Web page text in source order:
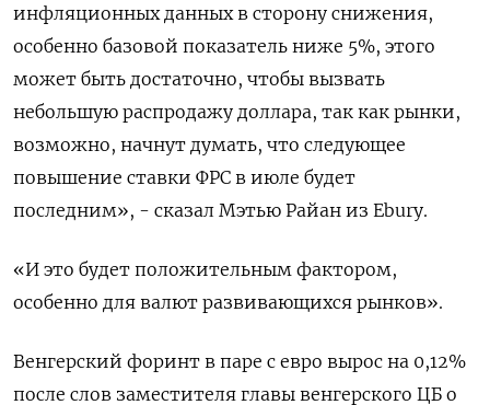
инфляционных данных в сторону снижения,
особенно базовой показатель ниже 5%, этого
может быть достаточно, чтобы вызвать
небольшую распродажу доллара, так как рынки,
возможно, начнут думать, что следующее
повышение ставки ФРС в июле будет
последним», - сказал Мэтью Райан из Ebury.
«И это будет положительным фактором,
особенно для валют развивающихся рынков».
Венгерский форинт в паре с евро вырос на 0,12%
после слов заместителя главы венгерского ЦБ о